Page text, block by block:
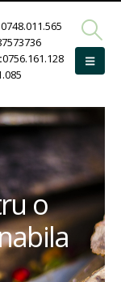
0756.161.128
o